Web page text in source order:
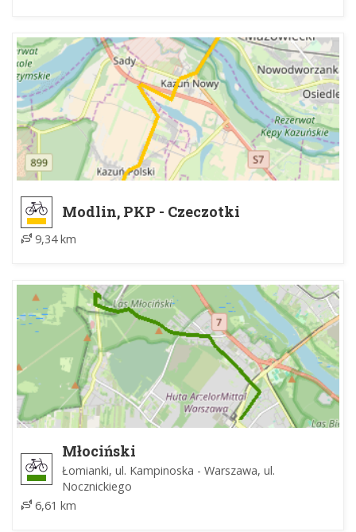
Modlin, PKP - Czeczotki
9,34 km
Młociński
Łomianki, ul. Kampinoska - Warszawa, ul.
Nocznickiego
6,61 km